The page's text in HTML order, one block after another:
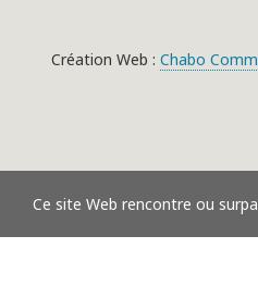
Création Web : Chabo
Ce site Web rencontre ou